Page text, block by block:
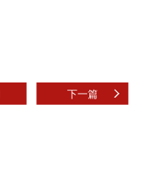
下一篇